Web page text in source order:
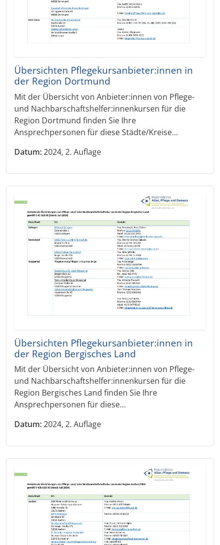
Übersichten Pflegekursanbieter:innen in
der Region Dortmund
Mit der Übersicht von Anbieter:innen von Pflege-
und Nachbarschaftshelfer:innenkursen für die
Region Dortmund finden Sie Ihre
Ansprechpersonen für diese Städte/Kreise…
Datum:2024, 2. Auflage
Übersichten Pflegekursanbieter:innen in
der Region Bergisches Land
Mit der Übersicht von Anbieter:innen von Pflege-
und Nachbarschaftshelfer:innenkursen für die
Region Bergisches Land finden Sie Ihre
Ansprechpersonen für diese…
Datum:2024, 2. Auflage